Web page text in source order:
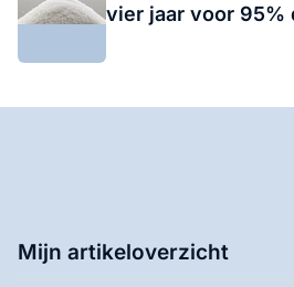
vier jaar voor 95%
Mijn artikeloverzicht